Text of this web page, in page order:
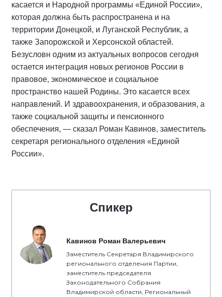
касается и Народной программы «Единой России»,
которая должна быть распространена и на
территории Донецкой, и Луганской Республик, а
также Запорожской и Херсонской областей.
Безусловн одним из актуальных вопросов сегодня
остается интеграция новых регионов России в
правовое, экономическое и социальное
пространство нашей Родины. Это касается всех
направлений. И здравоохранения, и образования, а
также социальной защиты и пенсионного
обеспечения, — сказал Роман Кавинов, заместитель
секретаря регионального отделения «Единой
России».
Спикер
Кавинов Роман Валерьевич
Заместитель Секретаря Владимирского
регионального отделения Партии,
заместитель председателя
Законодательного Собрания
Владимирской области, Региональный